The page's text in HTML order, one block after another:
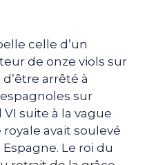
celle d’un
de onze viols sur
arrêté à
sur
suite à la vague
avait soulevé
Le roi du